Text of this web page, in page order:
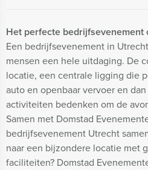
Het perfecte bedrijfsevenement
Een bedrijfsevenement in
mensen een hele uitdaging. De
locatie, een centrale ligging die
auto en openbaar vervoer en
activiteiten bedenken om de
Samen met Domstad
bedrijfsevenement Utrecht
naar een bijzondere locatie met
faciliteiten? Domstad